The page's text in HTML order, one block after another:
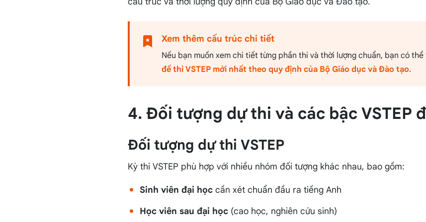
Xem thêm cấu trúc chi tiết
Nếu bạn muốn xem chi tiết từng phần thi và thời lượng chuẩn, bạn có
đề thi VSTEP mới nhất theo quy định của Bộ Giáo dục và Đào tạo.
4. Đối tượng dự thi và các bậc VSTEP
Đối tượng dự thi VSTEP
Kỳ thi VSTEP phù hợp với nhiều nhóm đối tượng khác nhau, bao gồm:
Sinh viên đại họccần xét chuẩn đầu ra tiếng Anh
Học viên sau đại học(cao học, nghiên cứu sinh)